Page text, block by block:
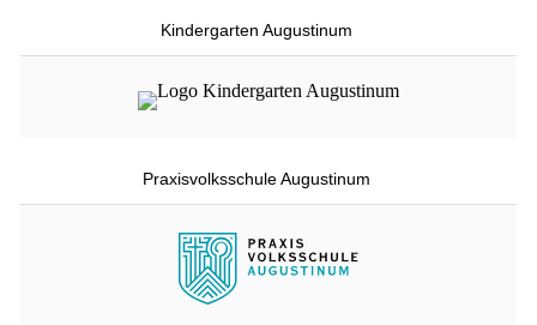
Kindergarten Augustinum
Praxisvolksschule Augustinum